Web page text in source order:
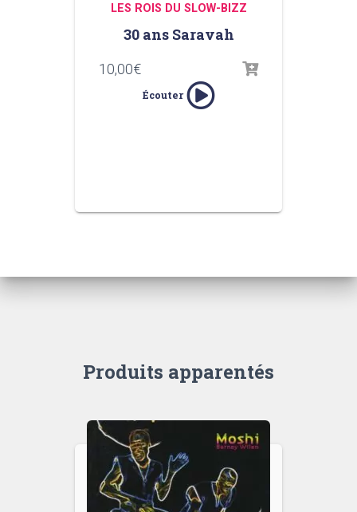
LES ROIS DU SLOW-BIZZ
30 ans Saravah
10,00€
Écouter
Produits apparentés